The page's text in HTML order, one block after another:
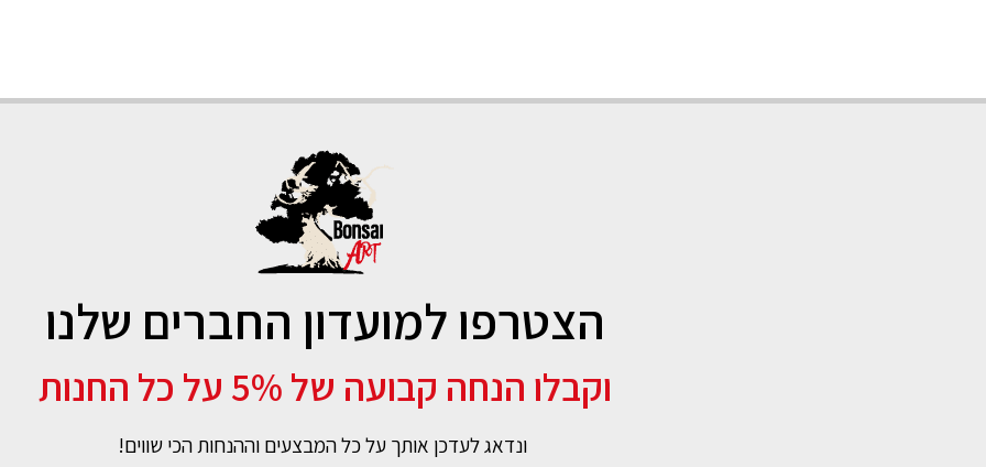
הצטרפו למועדון החברים שלנו
וקבלו הנחה קבועה של 5% על כל החנות
ונדאג לעדכן אותך על כל המבצעים וההנחות הכי שווים!